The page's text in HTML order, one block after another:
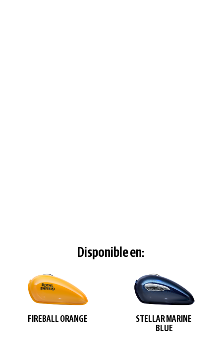
Disponible en:
FIREBALL ORANGE
STELLAR MARINE
BLUE